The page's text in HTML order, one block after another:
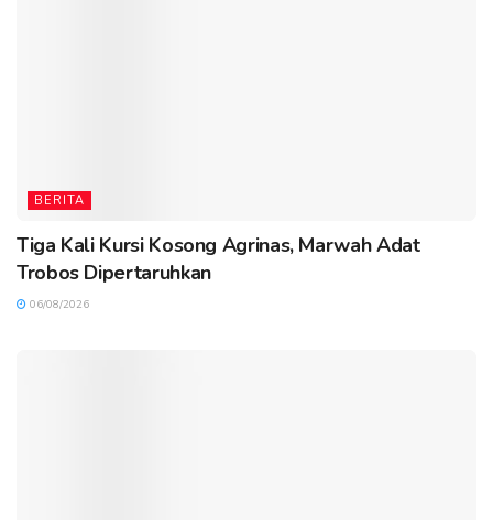
BERITA
Tiga Kali Kursi Kosong Agrinas, Marwah Adat
Trobos Dipertaruhkan
06/08/2026